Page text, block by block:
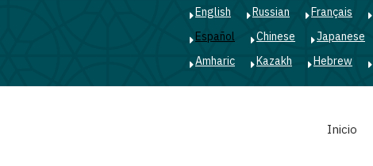
English Russian Français
Español
Chinese Japanese
Amharic
Kazakh Hebrew
Inicio